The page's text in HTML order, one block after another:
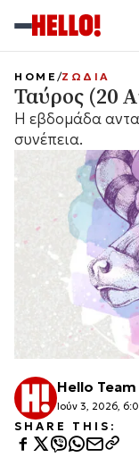
HOME ΖΩΔΙΑ
Ταύρος (20
Η εβδομάδα
συνέπεια.
Hello Team
Ιούν 3, 2026,
SHARE THIS: